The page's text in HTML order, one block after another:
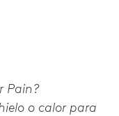
Pain?
o calor para